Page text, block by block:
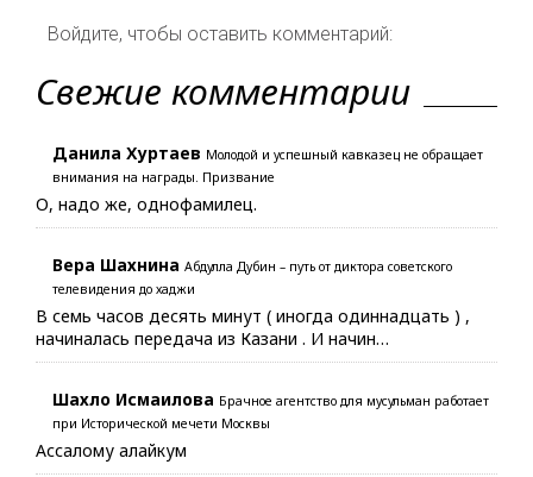
Войдите, чтобы оставить комментарий:
Свежие комментарии
Данила Хуртаев Молодой и успешный кавказец не обращает
внимания на награды. Призвание
О, надо же, однофамилец.
Вера Шахнина Абдулла Дубин – путь от диктора советского
телевидения до хаджи
В семь часов десять минут ( иногда одиннадцать ) ,
начиналась передача из Казани . И начин…
Шахло Исмаилова Брачное агентство для мусульман работает
при Исторической мечети Москвы
Ассалому алайкум